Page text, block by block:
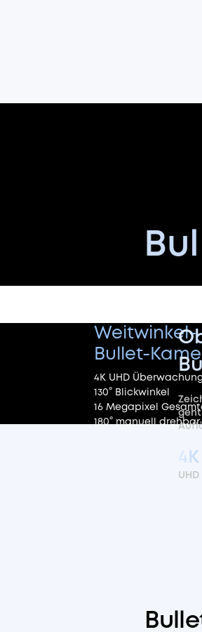
Weitwinkel-
Bullet-
4K UHD
130° Blickwinkel
16 Megapixel
180° manuell drehbar
geht
4K